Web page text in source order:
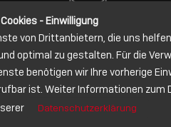
NACHRICHT
Sie lieber? Dann
- Einwilligung
von Drittanbietern, die uns
optimal zu gestalten. Für die
benötigen wir Ihre vorherige
ist. Weiter Informationen zum
Datenschutzerklärung